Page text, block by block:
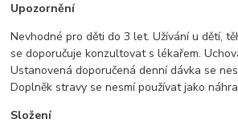
Upozornění
Nevhodné pro děti do 3 let. Užívání u dětí,
se doporučuje konzultovat s lékařem.
Ustanovená doporučená denní dávka se
Doplněk stravy se nesmí používat jako
Složení